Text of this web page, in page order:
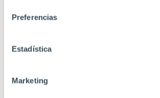
Preferencias
Estadística
Marketing